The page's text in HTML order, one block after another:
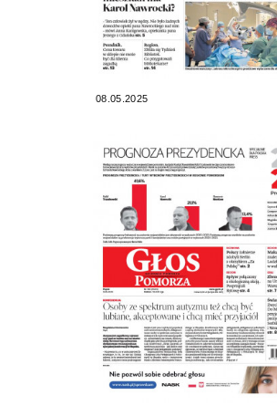
08.05.2025